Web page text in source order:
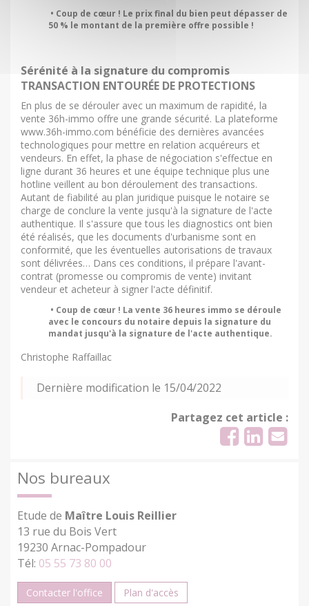
• Coup de cœur ! Le prix final du bien peut dépasser de
50 % le montant de la première offre possible !
Sérénité à la signature du compromis
TRANSACTION ENTOURÉE DE PROTECTIONS
En plus de se dérouler avec un maximum de rapidité, la
vente 36h-immo offre une grande sécurité. La plateforme
www.36h-immo.com bénéficie des dernières avancées
technologiques pour mettre en relation acquéreurs et
vendeurs. En effet, la phase de négociation s'effectue en
ligne durant 36 heures et une équipe technique plus une
hotline veillent au bon déroulement des transactions.
Autant de fiabilité au plan juridique puisque le notaire se
charge de conclure la vente jusqu'à la signature de l'acte
authentique. Il s'assure que tous les diagnostics ont bien
été réalisés, que les documents d'urbanisme sont en
conformité, que les éventuelles autorisations de travaux
sont délivrées… Dans ces conditions, il prépare l'avant-
contrat (promesse ou compromis de vente) invitant
vendeur et acheteur à signer l'acte définitif.
• Coup de cœur ! La vente 36 heures immo se déroule
avec le concours du notaire depuis la signature du
mandat jusqu'à la signature de l'acte authentique.
Christophe Raffaillac
Dernière modification le 15/04/2022
Partagez cet article :
Nos bureaux
Etude de Maître Louis Reillier
13 rue du Bois Vert
19230 Arnac-Pompadour
Tél: 05 55 73 80 00
Contacter l'office Plan d'accès